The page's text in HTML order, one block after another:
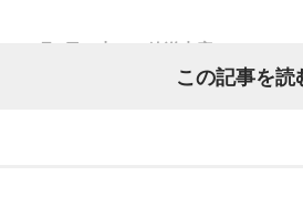
「当時は自分の持ち物に名前を書い
お名前はあるんですが、ご家族から
<8月8日（土）の放送内容>
オープニングトーク…この記事を読